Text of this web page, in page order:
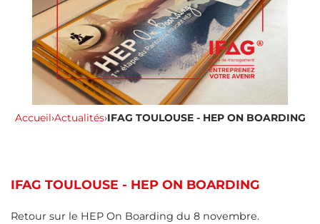
Accueil›Actualités›IFAG TOULOUSE - HEP ON BOARDING
IFAG TOULOUSE - HEP ON BOARDING
Retour sur le HEP On Boarding du 8 novembre.